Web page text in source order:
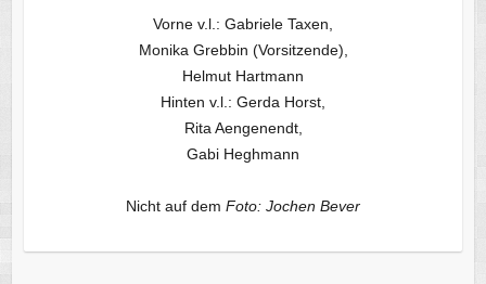
Vorne v.l.: Gabriele Taxen,
Monika Grebbin (Vorsitzende),
Helmut Hartmann
Hinten v.l.: Gerda Horst,
Rita Aengenendt,
Gabi Heghmann
Nicht auf dem Foto: Jochen Bever